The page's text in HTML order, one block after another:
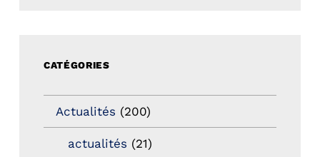
CATÉGORIES
Actualités (200)
actualités (21)